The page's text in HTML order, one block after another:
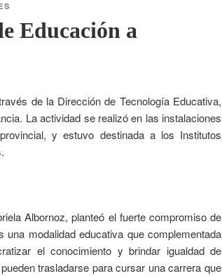
Educación a
de la Dirección de Tecnología Educativa,
La actividad se realizó en las instalaciones
y estuvo destinada a los Institutos
Albornoz, planteó el fuerte compromiso de
modalidad educativa que complementada
el conocimiento y brindar igualdad de
trasladarse para cursar una carrera que